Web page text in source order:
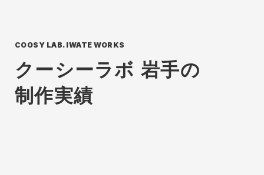
COOSY LAB. IWATE WORKS
クーシーラボ 岩手の
制作実績